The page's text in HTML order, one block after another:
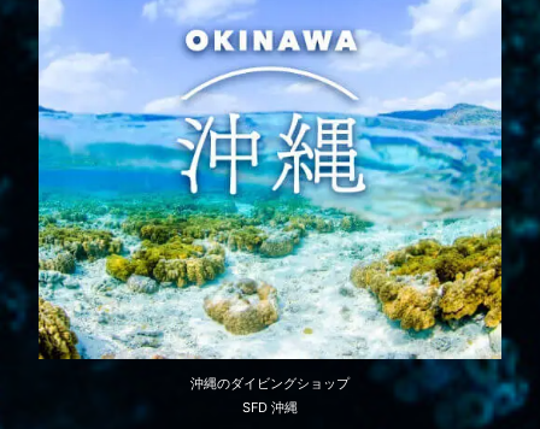
沖縄のダイビングショップ
SFD 沖縄